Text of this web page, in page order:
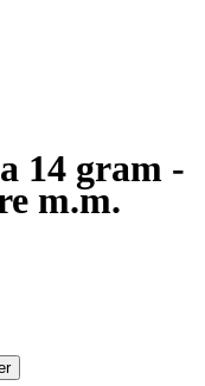
14 gram -
m.m.